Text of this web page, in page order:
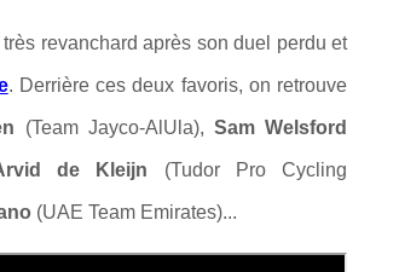
revanchard après son duel perdu et
. Derrière ces deux favoris, on retrouve
(Team Jayco-AlUla), Sam Welsford
de Kleijn (Tudor Pro Cycling
(UAE Team Emirates)...